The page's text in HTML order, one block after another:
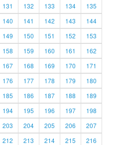
131 132 133 134
135
140 141 142 143
144
149 150 151 152
153
158 159 160 161
162
167 168 169 170
171
176 177 178 179
180
185 186 187 188
189
194 195 196 197
198
203 204 205 206
207
212 213 214 215
216